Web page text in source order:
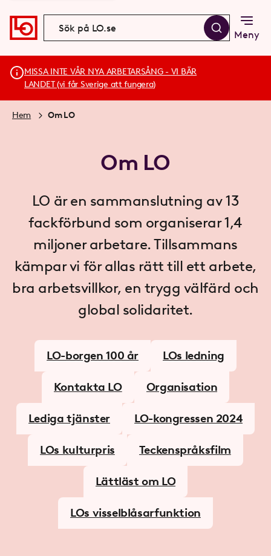
Meny
MISSA INTE VÅR NYA ARBETARSÅNG - VI BÄR
LANDET (vi får Sverige att fungera)
Hem Om LO
Om LO
LO är en sammanslutning av 13
fackförbund som organiserar 1,4
miljoner arbetare. Tillsammans
kämpar vi för allas rätt till ett arbete,
bra arbetsvillkor, en trygg välfärd och
global solidaritet.
LO-borgen 100 år LOs ledning
Kontakta LO Organisation
Lediga tjänster LO-kongressen 2024
LOs kulturpris Teckenspråksfilm
Lättläst om LO
LOs visselblåsarfunktion